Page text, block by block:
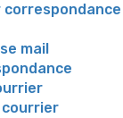
correspondance
mail